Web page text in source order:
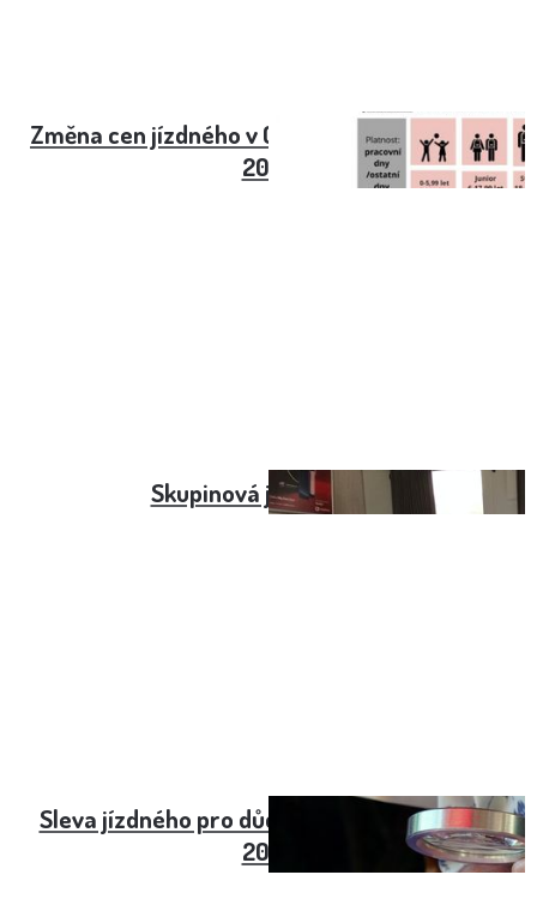
Změna cen jízdného v Olomoucké MHD od září
2023
Skupinová jízdenka ČD
Sleva jízdného pro důchodce v Pražské MHD
2024